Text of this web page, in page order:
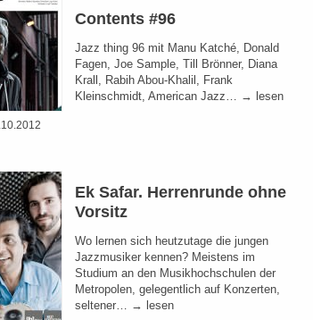
Contents #96
Jazz thing 96 mit Manu Katché, Donald
Fagen, Joe Sample, Till Brönner, Diana
Krall, Rabih Abou-Khalil, Frank
Kleinschmidt, American Jazz… → lesen
Ek Safar. Herrenrunde ohne
Vorsitz
Wo lernen sich heutzutage die jungen
Jazzmusiker kennen? Meistens im
Studium an den Musikhochschulen der
Metropolen, gelegentlich auf Konzerten,
seltener… → lesen